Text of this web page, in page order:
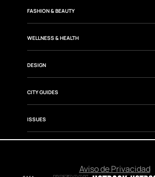
FASHION & BEAUTY
WELLNESS & HEALTH
DESIGN
CITY GUIDES
ISSUES
Aviso de Privacidad